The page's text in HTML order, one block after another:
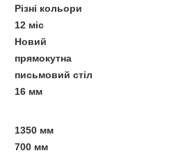
Різні кольори
12 міс
Новий
прямокутна
письмовий стіл
16 мм
1350 мм
700 мм